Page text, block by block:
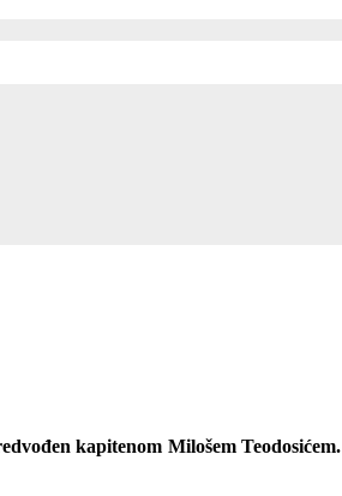
kapitenom Milošem Teodosićem.